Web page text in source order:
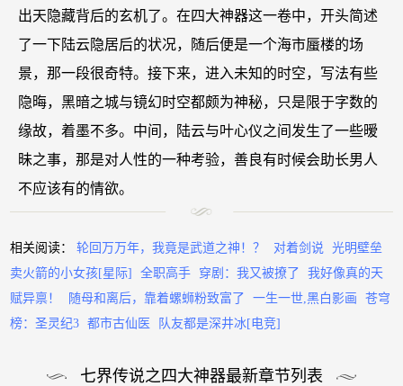
出天隐藏背后的玄机了。在四大神器这一卷中，开头简述
了一下陆云隐居后的状况，随后便是一个海市蜃楼的场
景，那一段很奇特。接下来，进入未知的时空，写法有些
隐晦，黑暗之城与镜幻时空都颇为神秘，只是限于字数的
缘故，着墨不多。中间，陆云与叶心仪之间发生了一些暧
昧之事，那是对人性的一种考验，善良有时候会助长男人
不应该有的情欲。
相关阅读：轮回万万年，我竟是武道之神！？ 对着剑说
光明壁垒
卖火箭的小女孩[星际]
全职高手 穿剧：我又被撩了
我好像真的天
赋异禀！
随母和离后，靠着螺蛳粉致富了 一生一世,黑白影画
苍穹
榜：圣灵纪3
都市古仙医 队友都是深井冰[电竞]
七界传说之四大神器最新章节列表